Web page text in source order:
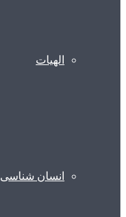
الهیات
انسان شناسی